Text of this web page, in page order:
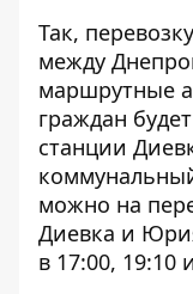
Так,
между
маршрутные
граждан
станции
можно на
Диевка и
в 17:00, 19:10